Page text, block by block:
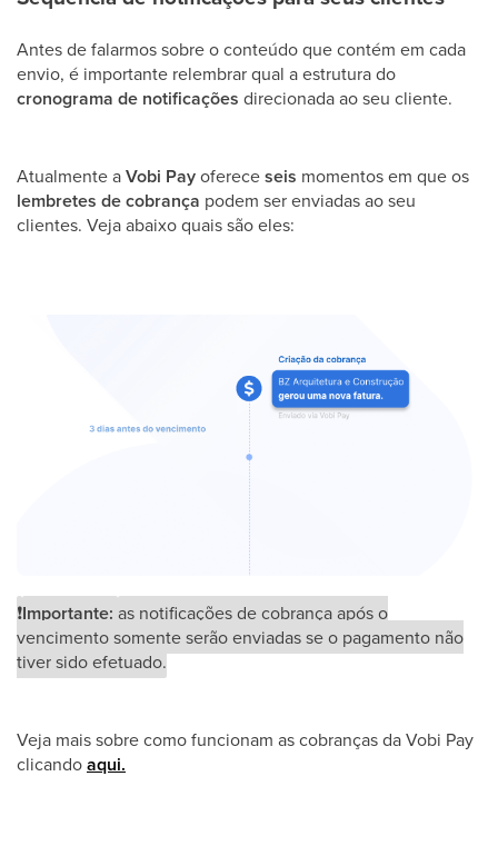
Antes de falarmos sobre o conteúdo que contém em cada
envio, é importante relembrar qual a estrutura do
cronograma de notificações direcionada ao seu cliente.
Atualmente aVobi Payofereceseis momentos em que os
lembretes de cobrança podem ser enviadas ao seu
clientes. Veja abaixo quais são eles:
❗Importante: as notificações de cobrança após o
vencimento somente serão enviadas se o pagamento não
tiver sido efetuado.
Veja mais sobre como funcionam as cobranças da Vobi Pay
clicandoaqui.